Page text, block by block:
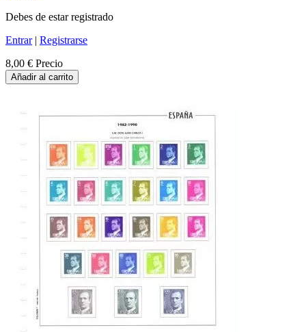
Debes de estar registrado
Entrar| Registrarse
8,00 € Precio
Añadir al carrito